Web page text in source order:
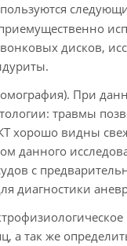
дисков,
При
травмы
хорошо видны
данного
с
диагностики
так же